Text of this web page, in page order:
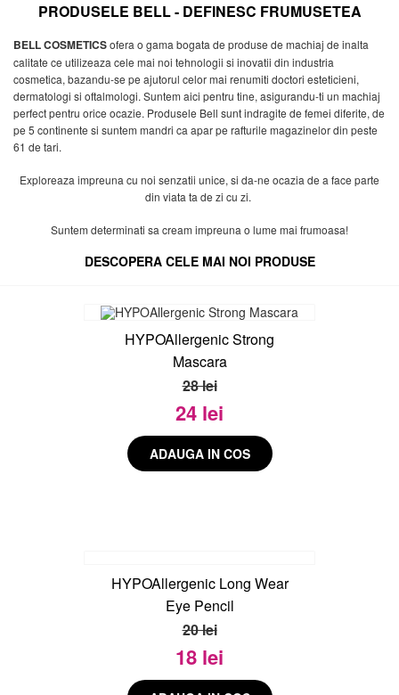
PRODUSELE BELL - DEFINESC FRUMUSETEA
BELL COSMETICSofera o gama bogata de produse de machiaj de inalta
calitate ce utilizeaza cele mai noi tehnologii si inovatii din industria
cosmetica, bazandu-se pe ajutorul celor mai renumiti doctori esteticieni,
dermatologi si oftalmologi. Suntem aici pentru tine, asigurandu-ti un machiaj
perfect pentru orice ocazie. Produsele Bell sunt indragite de femei diferite, de
pe 5 continente si suntem mandri ca apar pe rafturile magazinelor din peste
61 de tari.
Exploreaza impreuna cu noi senzatii unice, si da-ne ocazia de a face parte
din viata ta de zi cu zi.
Suntem determinati sa cream impreuna o lume mai frumoasa!
DESCOPERA CELE MAI NOI PRODUSE
HYPOAllergenic Strong
Mascara
28 lei
24 lei
HYPOAllergenic Long Wear
Eye Pencil
20 lei
18 lei